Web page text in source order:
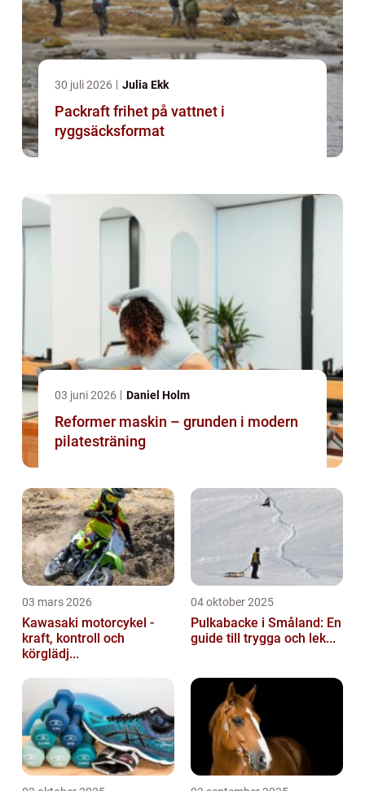
30 juli 2026 Julia Ekk
Packraft frihet på vattnet i
ryggsäcksformat
03 juni 2026 Daniel Holm
Reformer maskin – grunden i modern
pilatesträning
03 mars 2026
Kawasaki motorcykel -
kraft, kontroll och
körglädj...
04 oktober 2025
Pulkabacke i Småland: En
guide till trygga och lek...